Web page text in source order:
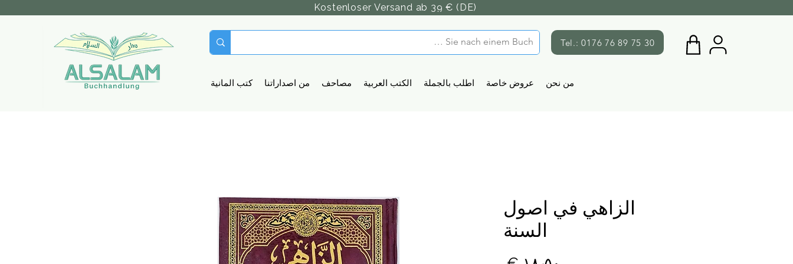
Kostenloser Versand ab 39 € (DE)
Tel.: 0176 76 89 75 30
كتب المانية من اصداراتنا مصاحف الكتب العربية اطلب بالجملة عروض خاصة من نحن
الزاهي في اصول
السنة